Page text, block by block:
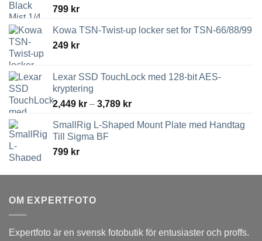
799 kr
Kowa TSN-Twist-up locker set for TSN-66/88/99
249 kr
Lexar SSD TouchLock med 128-bit AES-
kryptering
2,449 kr – 3,789 krPrisintervall:
till
SmallRig L-Shaped Mount Plate med Handtag
Till Sigma BF
799 kr
OM EXPERTFOTO
Expertfoto är en svensk fotobutik för entusiaster och proffs.